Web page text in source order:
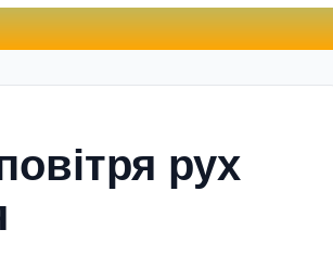
рух